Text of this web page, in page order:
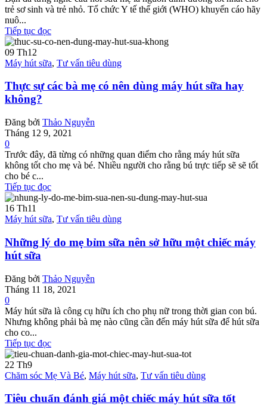
trẻ sơ sinh và trẻ nhỏ. Tổ chức Y tế thế giới (WHO) khuyến cáo hãy
nuô...
Tiếp tục đọc
09 Th12
Máy hút sữa, Tư vấn tiêu dùng
Thực sự các bà mẹ có nên dùng máy hút sữa hay
không?
Đăng bởi Thảo Nguyễn
Tháng 12 9, 2021
0
Trước đây, đã từng có những quan điểm cho rằng máy hút sữa
không tốt cho mẹ và bé. Nhiều người cho rằng bú trực tiếp sẽ sẽ tốt
cho bé c...
Tiếp tục đọc
16 Th11
Máy hút sữa, Tư vấn tiêu dùng
Những lý do mẹ bỉm sữa nên sở hữu một chiếc máy
hút sữa
Đăng bởi Thảo Nguyễn
Tháng 11 18, 2021
0
Máy hút sữa là công cụ hữu ích cho phụ nữ trong thời gian con bú.
Nhưng không phải bà mẹ nào cũng cần đến máy hút sữa để hút sữa
cho co...
Tiếp tục đọc
22 Th9
Chăm sóc Mẹ Và Bé, Máy hút sữa, Tư vấn tiêu dùng
Tiêu chuẩn đánh giá một chiếc máy hút sữa tốt